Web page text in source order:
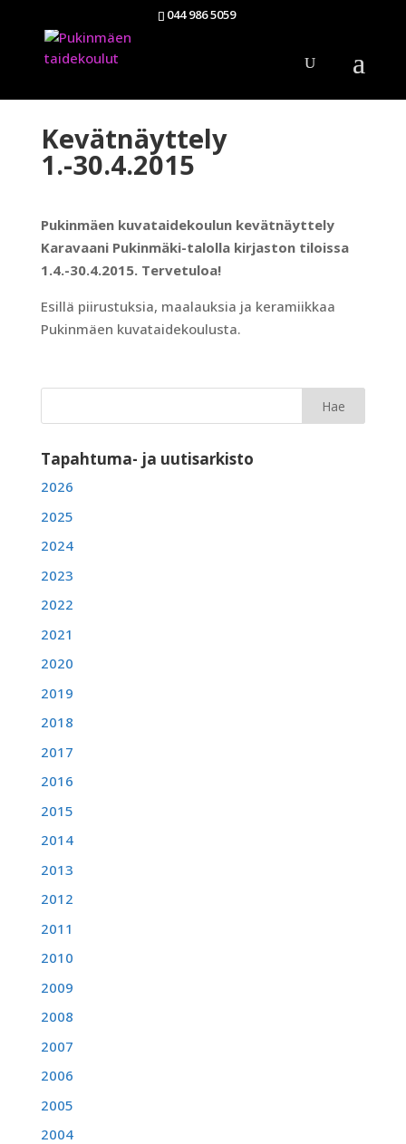
044 986 5059
Kevätnäyttely
1.-30.4.2015
Pukinmäen kuvataidekoulun kevätnäyttely
Karavaani Pukinmäki-talolla kirjaston tiloissa
1.4.-30.4.2015. Tervetuloa!
Esillä piirustuksia, maalauksia ja keramiikkaa
Pukinmäen kuvataidekoulusta.
Tapahtuma- ja uutisarkisto
2026
2025
2024
2023
2022
2021
2020
2019
2018
2017
2016
2015
2014
2013
2012
2011
2010
2009
2008
2007
2006
2005
2004